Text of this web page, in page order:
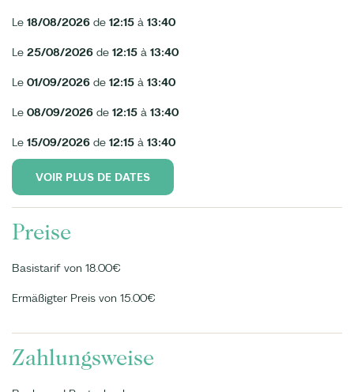
Le 18/08/2026 de 12:15 à 13:40
Le 25/08/2026 de 12:15 à 13:40
Le 01/09/2026 de 12:15 à 13:40
Le 08/09/2026 de 12:15 à 13:40
Le 15/09/2026 de 12:15 à 13:40
VOIR PLUS DE DATES
Preise
Basistarif von 18.00€
Ermäßigter Preis von 15.00€
Zahlungsweise